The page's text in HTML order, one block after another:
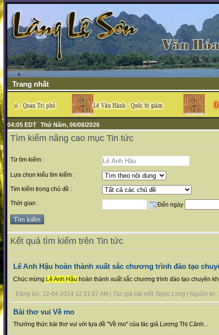
Trang nhất
04:05 EDT Thứ Năm, 06/08/2026
Tìm kiếm nâng cao mục Tin tức
Từ tìm kiếm :
Lựa chọn kiểu tìm kiếm :
Tìm kiếm trong chủ đề :
Thời gian : Đến ngày
Kết quả tìm kiếm trên Tin tức
Lê Anh Hậu hoàn thành xuất sắc chương trình đào tạo
Chúc mừng Lê Anh Hậu hoàn thành xuất sắc chương trình đào tạo chuyên
Đăng lúc: 12-04-2014 12:21:07 AM | Tác giả bài viết: Ngọc Long | Nguồn tin
Bài thơ vui Về mo
Thưởng thức bài thơ vui với tựa đề "Về mo" của tác giả Lương Thị Cảnh...